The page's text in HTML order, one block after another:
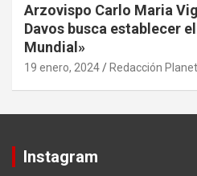
Arzovispo Carlo Maria
Davos busca establecer
Mundial»
19 enero, 2024 Redacción
Instagram